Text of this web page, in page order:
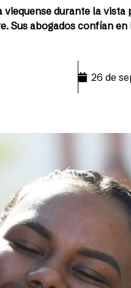
durante la
Sus abogados confían
26 de